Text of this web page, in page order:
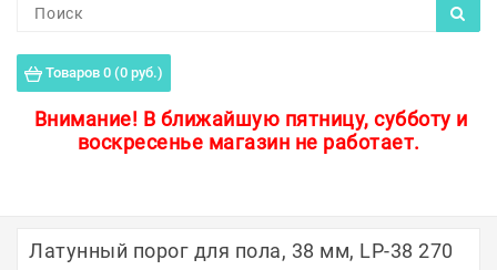
Товаров 0 (0 руб.)
Внимание! В ближайшую пятницу, субботу и
воскресенье магазин не работает.
Пороги для пола
Защитные уголки
Латунный порог для пола, 38 мм, LP-38 270